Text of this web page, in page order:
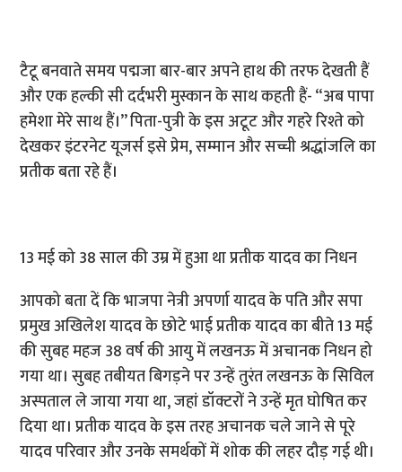
टैटू बनवाते समय पद्मजा बार-बार अपने हाथ की तरफ देखती हैं
और एक हल्की सी दर्दभरी मुस्कान के साथ कहती हैं- “अब पापा
हमेशा मेरे साथ हैं।” पिता-पुत्री के इस अटूट और गहरे रिश्ते को
देखकर इंटरनेट यूजर्स इसे प्रेम, सम्मान और सच्ची श्रद्धांजलि का
प्रतीक बता रहे हैं।
13 मई को 38 साल की उम्र में हुआ था प्रतीक यादव का निधन
आपको बता दें कि भाजपा नेत्री अपर्णा यादव के पति और सपा
प्रमुख अखिलेश यादव के छोटे भाई प्रतीक यादव का बीते 13 मई
की सुबह महज 38 वर्ष की आयु में लखनऊ में अचानक निधन हो
गया था। सुबह तबीयत बिगड़ने पर उन्हें तुरंत लखनऊ के सिविल
अस्पताल ले जाया गया था, जहां डॉक्टरों ने उन्हें मृत घोषित कर
दिया था। प्रतीक यादव के इस तरह अचानक चले जाने से पूरे
यादव परिवार और उनके समर्थकों में शोक की लहर दौड़ गई थी।